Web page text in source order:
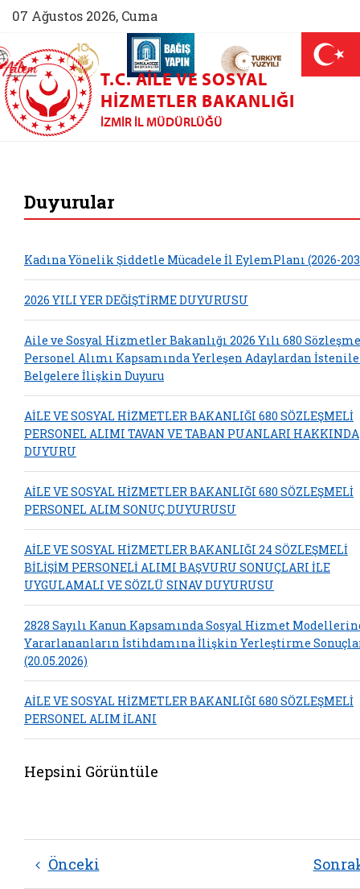
07 Ağustos 2026, Cuma
(yeni sekmede açılır)
AİLEM İletişim Merkezi (yeni sekmede açılır)
Aile ve Nüfus On Yılı (yeni sekmede açılır)
Darülaceze bağış sayfası (yeni
T.C. AILE VE SOSYAL
HIZMETLER BAKANLIĞI
İZMIR İL MÜDÜRLÜĞÜ
Duyurular
Kadına Yönelik Şiddetle Mücadele İl EylemPlanı (2026-
2026 YILI YER DEĞİŞTİRME DUYURUSU
Aile ve Sosyal Hizmetler Bakanlığı 2026 Yılı 680
Personel Alımı Kapsamında Yerleşen Adaylardan
Belgelere İlişkin Duyuru
AİLE VE SOSYAL HİZMETLER BAKANLIĞI 680 SÖZLEŞMELİ
PERSONEL ALIMI TAVAN VE TABAN PUANLARI HAKKINDA
DUYURU
AİLE VE SOSYAL HİZMETLER BAKANLIĞI 680 SÖZLEŞMELİ
PERSONEL ALIM SONUÇ DUYURUSU
AİLE VE SOSYAL HİZMETLER BAKANLIĞI 24 SÖZLEŞMELİ
BİLİŞİM PERSONELİ ALIMI BAŞVURU SONUÇLARI İLE
UYGULAMALI VE SÖZLÜ SINAV DUYURUSU
2828 Sayılı Kanun Kapsamında Sosyal Hizmet
Yararlananların İstihdamına İlişkin Yerleştirme
(20.05.2026)
AİLE VE SOSYAL HİZMETLER BAKANLIĞI 680 SÖZLEŞMELİ
PERSONEL ALIM İLANI
Hepsini Görüntüle
Önceki